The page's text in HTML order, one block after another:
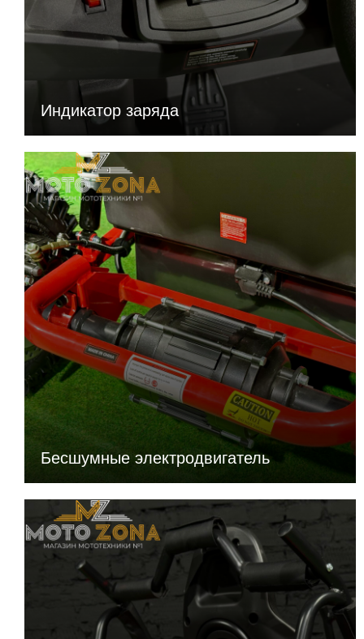
Индикатор заряда
Бесшумные электродвигатель